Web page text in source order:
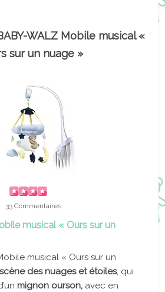
WALZ Mobile musical «
sur un nuage »
33 Commentaires
musical « Ours sur un
musical « Ours sur un
des nuages et étoiles, qui
mignon ourson, avec en